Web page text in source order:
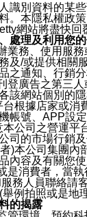
識別資料的某
。本隱私權政
網站將盡快回
處理及利用您
業務、使用服
及/或提供相關
之通知、行銷
登廣告之第三
該網站個別的
根據店家或
帳號、APP設
公司之營運平
司的市場行銷
)本公司集團
內容及有關您
是消費者，當
務人員聯絡請
例拍照或是地
的揭露